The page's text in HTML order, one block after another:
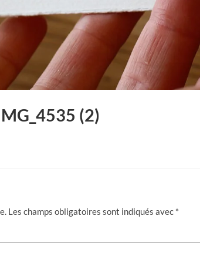
(2)
Les champs obligatoires sont indiqués avec *